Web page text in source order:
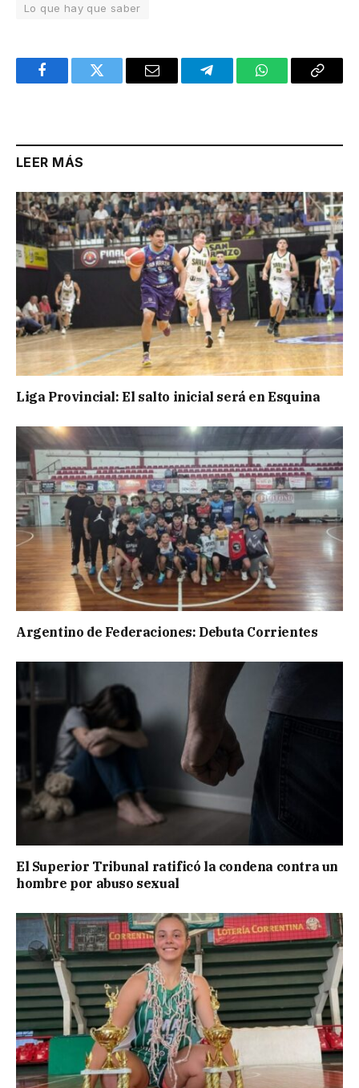
Lo que hay que saber
FacebookTwitter Email TelegramWhatsAppCopy
LEER MÁS
Liga Provincial: El salto inicial será en Esquina
Argentino de Federaciones: Debuta Corrientes
El Superior Tribunal ratificó la condena contra un
hombre por abuso sexual